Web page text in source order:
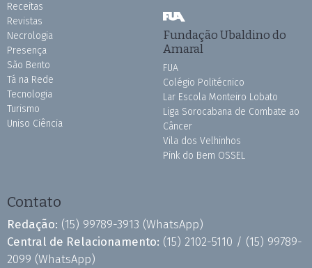
Receitas
Revistas
Necrologia
Presença
São Bento
Tá na Rede
Tecnologia
Turismo
Uniso Ciência
Fundação Ubaldino do
Amaral
FUA
Colégio Politécnico
Lar Escola Monteiro Lobato
Liga Sorocabana de Combate ao
Câncer
Vila dos Velhinhos
Pink do Bem OSSEL
Contato
Redação: (15) 99789-3913 (WhatsApp)
Central de Relacionamento: (15) 2102-5110 / (15) 99789-
2099 (WhatsApp)